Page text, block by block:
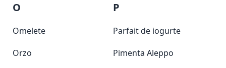
O
Omelete
Orzo
P
Parfait de iogurte
Pimenta Aleppo